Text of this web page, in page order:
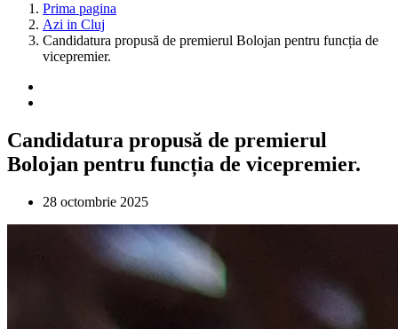
Prima pagina
Azi in Cluj
Candidatura propusă de premierul Bolojan pentru funcția de
vicepremier.
Candidatura propusă de premierul
Bolojan pentru funcția de vicepremier.
28 octombrie 2025